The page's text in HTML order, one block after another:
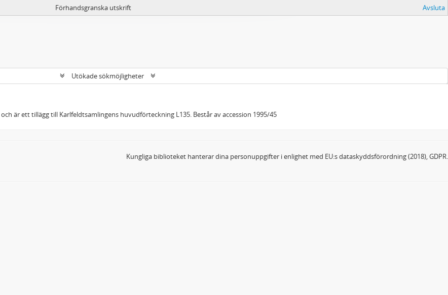
Förhandsgranska utskrift Avsluta
Utökade sökmöjligheter
är ett tillägg till Karlfeldtsamlingens huvudförteckning L135. Består av accession 1995/45
Kungliga biblioteket hanterar dina personuppgifter i enlighet med EU:s dataskyddsförordning (2018), GDPR.